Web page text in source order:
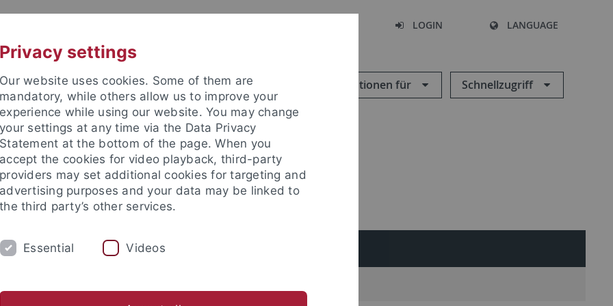
LOGIN LANGUAGE
Informationen für Schnellzugriff
REDE DES JAHRES
Privacy settings
Our website uses cookies. Some of them are
mandatory, while others allow us to improve your
experience while using our website. You may change
your settings at any time via the Data Privacy
Statement at the bottom of the page. When you
accept the cookies for video playback, third-party
providers may set additional cookies for targeting and
advertising purposes and your data may be linked to
the third party’s other services.
Essential Videos